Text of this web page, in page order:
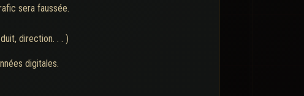
sera faussée.
direction. . . )
digitales.